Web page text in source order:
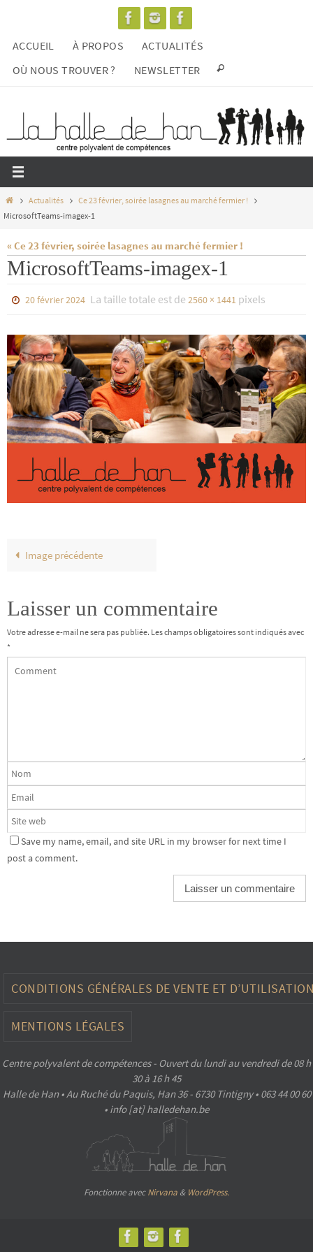
contenu
ACCUEIL À PROPOS
ACTUALITÉS
OÙ NOUS TROUVER ?
NEWSLETTER
HomeActualités
Ce 23 février, soirée lasagnes au marché fermier !
MicrosoftTeams-imagex-1
« Ce 23 février, soirée lasagnes au marché fermier !
MicrosoftTeams-imagex-1
20 février 2024 La taille totale est de2560 × 1441 pixels
Image précédente
Laisser un commentaire
Votre adresse e-mail ne sera pas publiée. Les champs obligatoires sont indiqués avec
*
Save my name, email, and site URL in my browser for next time I
post a comment.
CONDITIONS GÉNÉRALES DE VENTE ET
MENTIONS LÉGALES
Centre polyvalent de compétences - Ouvert du lundi au vendredi de 08 h
30 à 16 h 45
Halle de Han • Au Ruché du Paquis, Han 36 - 6730 Tintigny • 063 44 00 60
• info [at] halledehan.be
Fonctionne avecNirvana & WordPress.